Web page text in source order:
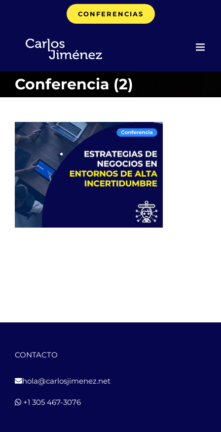
CONFERENCIAS
Conferencia (2)
CONTACTO
hola@carlosjimenez.net
+1 305 467-3076